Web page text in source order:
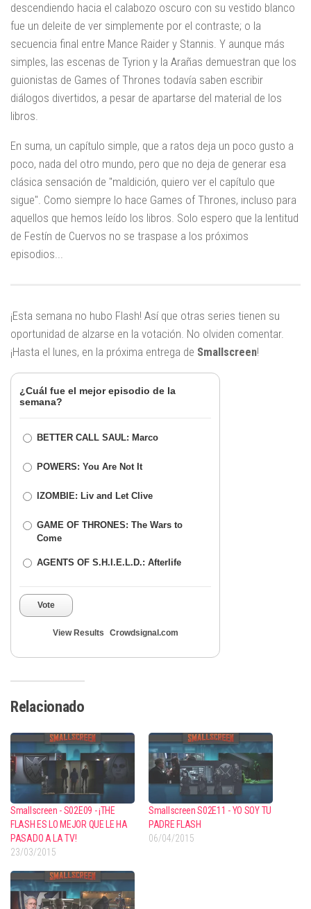
descendiendo hacia el calabozo oscuro con su vestido blanco
fue un deleite de ver simplemente por el contraste; o la
secuencia final entre Mance Raider y Stannis. Y aunque más
simples, las escenas de Tyrion y la Arañas demuestran que los
guionistas de Games of Thrones todavía saben escribir
diálogos divertidos, a pesar de apartarse del material de los
libros.
En suma, un capítulo simple, que a ratos deja un poco gusto a
poco, nada del otro mundo, pero que no deja de generar esa
clásica sensación de "maldición, quiero ver el capítulo que
sigue". Como siempre lo hace Games of Thrones, incluso para
aquellos que hemos leído los libros. Solo espero que la lentitud
de Festín de Cuervos no se traspase a los próximos
episodios...
¡Esta semana no hubo Flash! Así que otras series tienen su
oportunidad de alzarse en la votación. No olviden comentar.
¡Hasta el lunes, en la próxima entrega de Smallscreen!
¿Cuál fue el mejor episodio de la
semana?
BETTER CALL SAUL: Marco
POWERS: You Are Not It
IZOMBIE: Liv and Let Clive
GAME OF THRONES: The Wars to
Come
AGENTS OF S.H.I.E.L.D.: Afterlife
Vote
View Results Crowdsignal.com
Relacionado
Smallscreen - S02E09 - ¡THE
FLASH ES LO MEJOR QUE LE HA
PASADO A LA TV!
23/03/2015
Smallscreen S02E11 - YO SOY TU
PADRE FLASH
06/04/2015